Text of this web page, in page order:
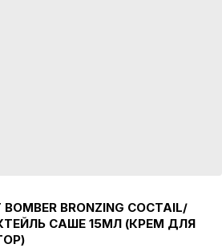
BOMBER BRONZING COCTAIL/
САШЕ 15МЛ (КРЕМ ДЛЯ